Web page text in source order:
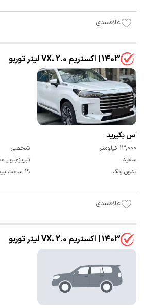
علاقمندی
1403 | اکستریم VX، 2.0 لیتر توربو
تماس بگیرید
13,000 کیلومتر
شخصی
سفید
تبریز-بلوار
بدون رنگ
19 ساعت پیش
علاقمندی
1403 | اکستریم VX، 2.0 لیتر توربو